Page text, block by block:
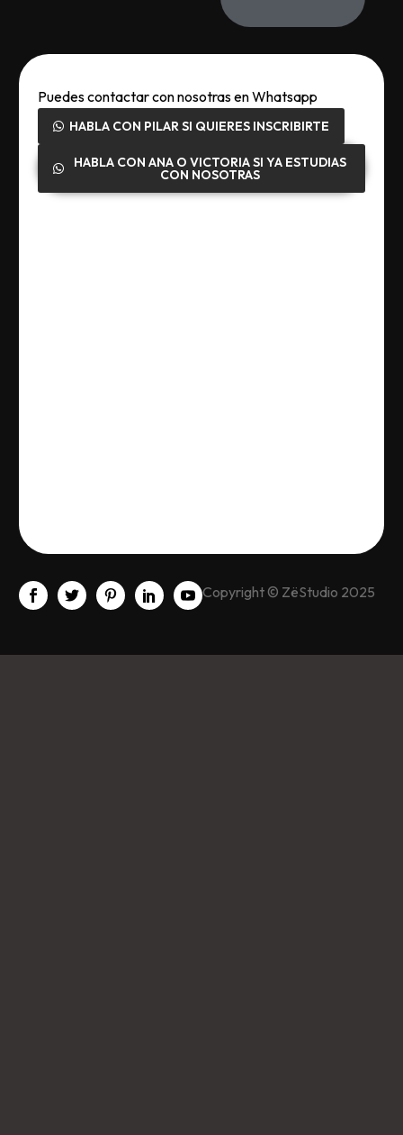
Puedes contactar con nosotras en Whatsapp
HABLA CON PILAR SI QUIERES INSCRIBIRTE
HABLA CON ANA O VICTORIA SI YA ESTUDIAS
CON NOSOTRAS
Copyright © ZëStudio 2025